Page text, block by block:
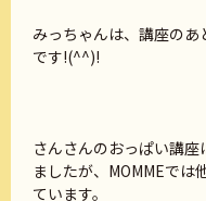
みっちゃんは、講座の
です!(^^)!
さんさんのおっぱい講
ましたが、MOMMEでは
ています。